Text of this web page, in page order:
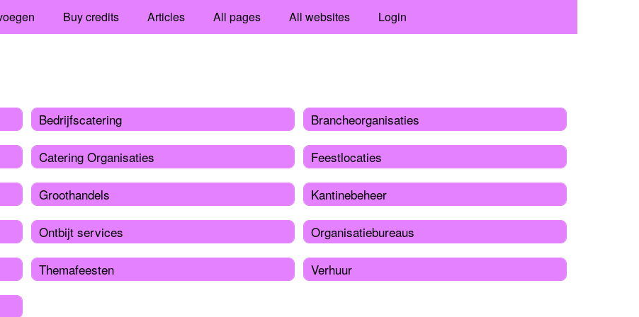
Buy credits Articles All pages All websites Login
Bedrijfscatering
Catering Organisaties
Groothandels
Ontbijt services
Themafeesten
Brancheorganisaties
Feestlocaties
Kantinebeheer
Organisatiebureaus
Verhuur